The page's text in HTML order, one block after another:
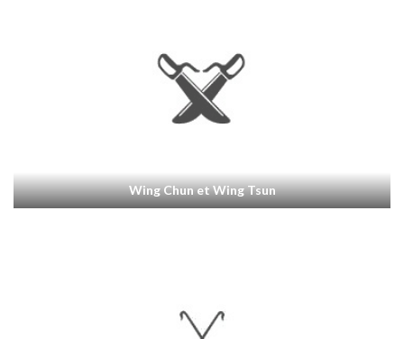
Wing Chun et Wing Tsun